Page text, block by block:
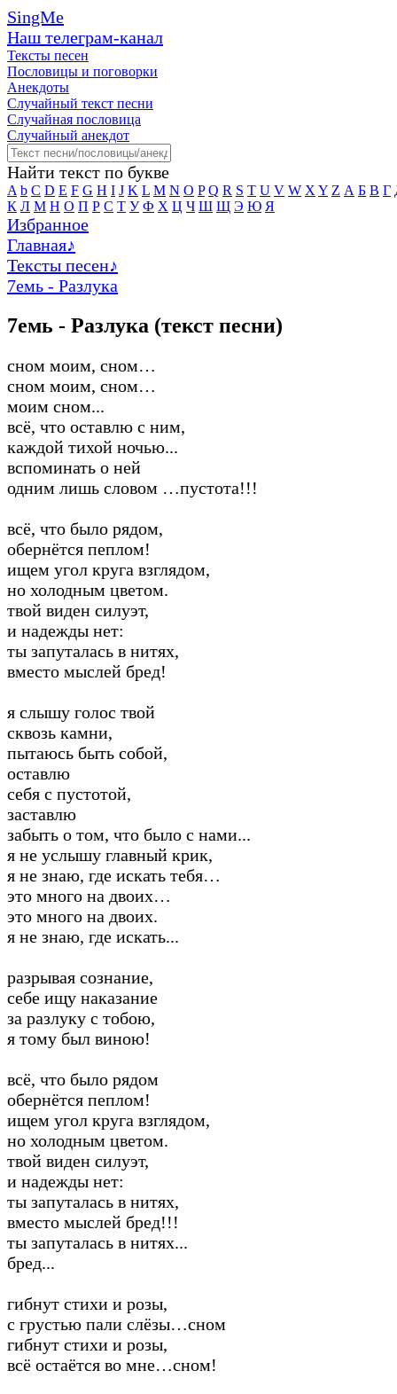
SingMe
Наш телеграм-канал
Тексты песен
Пословицы и поговорки
Анекдоты
Случайный текст песни
Случайная пословица
Случайный анекдот
Найти текст по букве
A b C D E F G H I J K L M N O P Q R S T U V W X Y Z А Б В Г
К Л М Н О П Р С Т У Ф Х Ц Ч Ш Щ Э Ю Я
Избранное
Главная♪
Тексты песен♪
7емь - Разлука
7емь - Разлука (текст песни)
сном моим, сном…
сном моим, сном…
моим сном...
всё, что оставлю с ним,
каждой тихой ночью...
вспоминать о ней
одним лишь словом …пустота!!!
всё, что было рядом,
обернётся пеплом!
ищем угол круга взглядом,
но холодным цветом.
твой виден силуэт,
и надежды нет:
ты запуталась в нитях,
вместо мыслей бред!
я слышу голос твой
сквозь камни,
пытаюсь быть собой,
оставлю
себя с пустотой,
заставлю
забыть о том, что было с нами...
я не услышу главный крик,
я не знаю, где искать тебя…
это много на двоих…
это много на двоих.
я не знаю, где искать...
разрывая сознание,
себе ищу наказание
за разлуку с тобою,
я тому был виною!
всё, что было рядом
обернётся пеплом!
ищем угол круга взглядом,
но холодным цветом.
твой виден силуэт,
и надежды нет:
ты запуталась в нитях,
вместо мыслей бред!!!
ты запуталась в нитях...
бред...
гибнут стихи и розы,
с грустью пали слёзы…сном
гибнут стихи и розы,
всё остаётся во мне…сном!